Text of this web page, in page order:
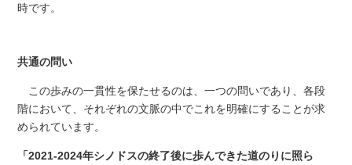
時です。
共通の問い
この歩みの一貫性を保たせるのは、一つの問いであり、各段
階において、それぞれの文脈の中でこれを明確にすることが求
められています。
「2021-2024年シノドスの終了後に歩んできた道のりに照ら